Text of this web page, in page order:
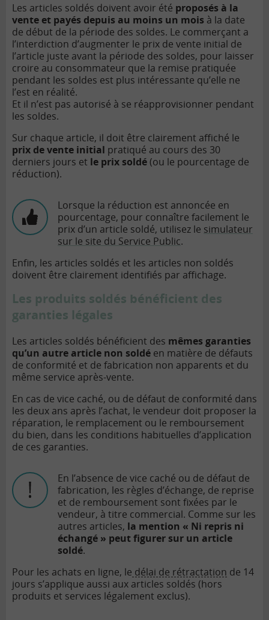
Les articles soldés doivent avoir été proposés à la
vente et payés depuis au moins un mois à la date
de début de la période des soldes. Le commerçant a
l’interdiction d’augmenter le prix de vente initial de
l’article juste avant la période des soldes, pour laisser
croire au consommateur que la remise pratiquée
pendant les soldes est plus intéressante qu’elle ne
l’est en réalité.
Et il n’est pas autorisé à se réapprovisionner pendant
les soldes.
Sur chaque article, il doit être clairement affiché le
prix de vente initial pratiqué au cours des 30
derniers jours et le prix soldé(ou le pourcentage de
réduction).
Lorsque la réduction est annoncée en
pourcentage, pour connaître facilement le
prix d’un article soldé, utilisez le simulateur
sur le site du Service Public.
Enfin, les articles soldés et les articles non soldés
doivent être clairement identifiés par affichage.
Les produits soldés bénéficient des
garanties légales
Les articles soldés bénéficient des mêmes garanties
qu’un autre article non soldé en matière de défauts
de conformité et de fabrication non apparents et du
même service après-vente.
En cas de vice caché, ou de défaut de conformité dans
les deux ans après l’achat, le vendeur doit proposer la
réparation, le remplacement ou le remboursement
du bien, dans les conditions habituelles d’application
de ces garanties.
En l’absence de vice caché ou de défaut de
fabrication, les règles d’échange, de reprise
et de remboursement sont fixées par le
vendeur, à titre commercial. Comme sur les
autres articles, la mention « Ni repris ni
échangé » peut figurer sur un article
soldé.
Pour les achats en ligne, le délai de rétractation de 14
jours s’applique aussi aux articles soldés (hors
produits et services légalement exclus).